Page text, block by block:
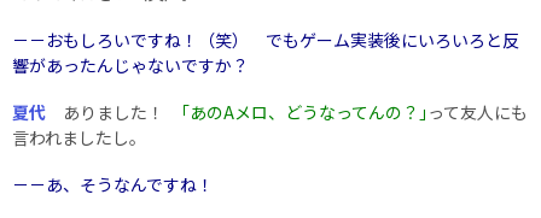
－－おもしろいですね！（笑） でもゲーム実装後にいろいろと反
響があったんじゃないですか？
夏代 ありました！ ｢あのAメロ、どうなってんの？｣ って友人にも
言われましたし。
－－あ、そうなんですね！